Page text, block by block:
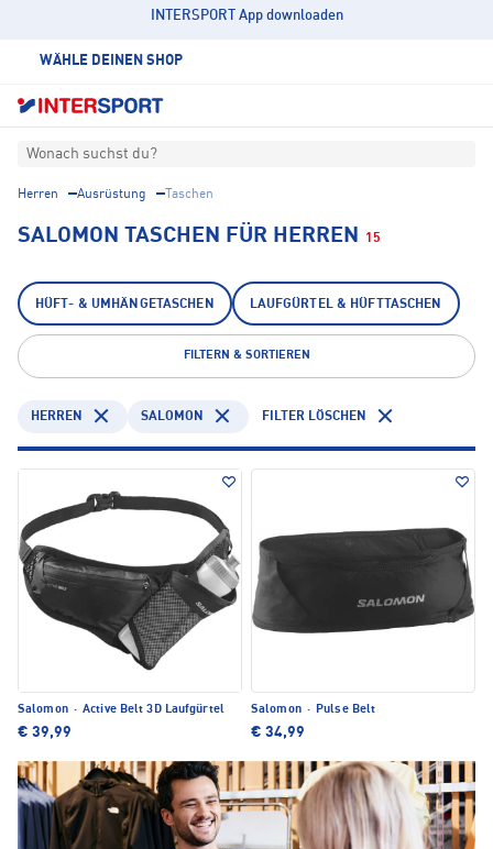
INTERSPORT App downloaden
WÄHLE DEINEN SHOP
Wonach suchst du?
Herren Ausrüstung Taschen
SALOMON TASCHEN FÜR HERREN 15
HÜFT- & UMHÄNGETASCHEN LAUFGÜRTEL & HÜFTTASCHEN
FILTERN & SORTIEREN
HERREN SALOMON FILTER LÖSCHEN
Salomon · Active Belt 3D Laufgürtel
€ 39,99
Salomon · Pulse Belt
€ 34,99